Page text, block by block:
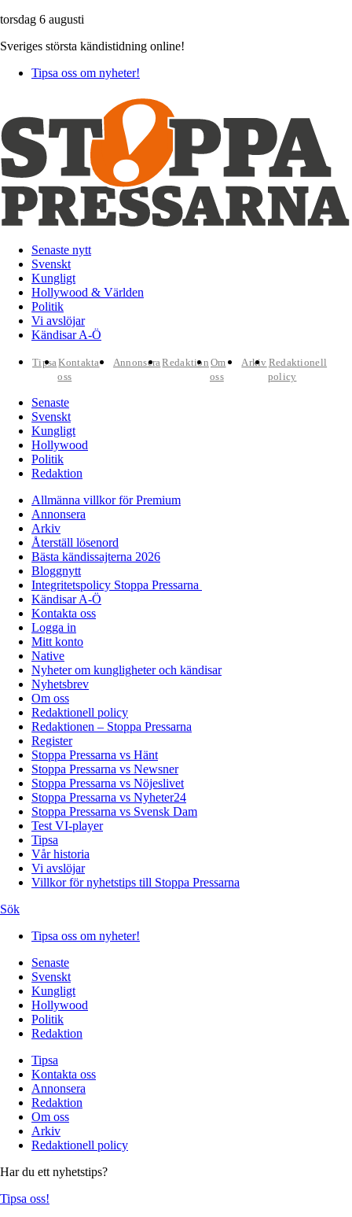
torsdag 6 augusti
Sveriges största kändistidning online!
Tipsa oss om nyheter!
Senaste nytt
Svenskt
Kungligt
Hollywood & Världen
Politik
Vi avslöjar
Kändisar A-Ö
TipsaKontakta
oss
AnnonseraRedaktion Om
oss
Arkiv Redaktionell
policy
Senaste
Svenskt
Kungligt
Hollywood
Politik
Redaktion
Allmänna villkor för Premium
Annonsera
Arkiv
Återställ lösenord
Bästa kändissajterna 2026
Bloggnytt
Integritetspolicy Stoppa Pressarna
Kändisar A-Ö
Kontakta oss
Logga in
Mitt konto
Native
Nyheter om kungligheter och kändisar
Nyhetsbrev
Om oss
Redaktionell policy
Redaktionen – Stoppa Pressarna
Register
Stoppa Pressarna vs Hänt
Stoppa Pressarna vs Newsner
Stoppa Pressarna vs Nöjeslivet
Stoppa Pressarna vs Nyheter24
Stoppa Pressarna vs Svensk Dam
Test VI-player
Tipsa
Vår historia
Vi avslöjar
Villkor för nyhetstips till Stoppa Pressarna
Sök
Tipsa oss om nyheter!
Senaste
Svenskt
Kungligt
Hollywood
Politik
Redaktion
Tipsa
Kontakta oss
Annonsera
Redaktion
Om oss
Arkiv
Redaktionell policy
Har du ett nyhetstips?
Tipsa oss!